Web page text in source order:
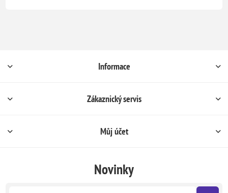
Informace
Zákaznický servis
Můj účet
Novinky